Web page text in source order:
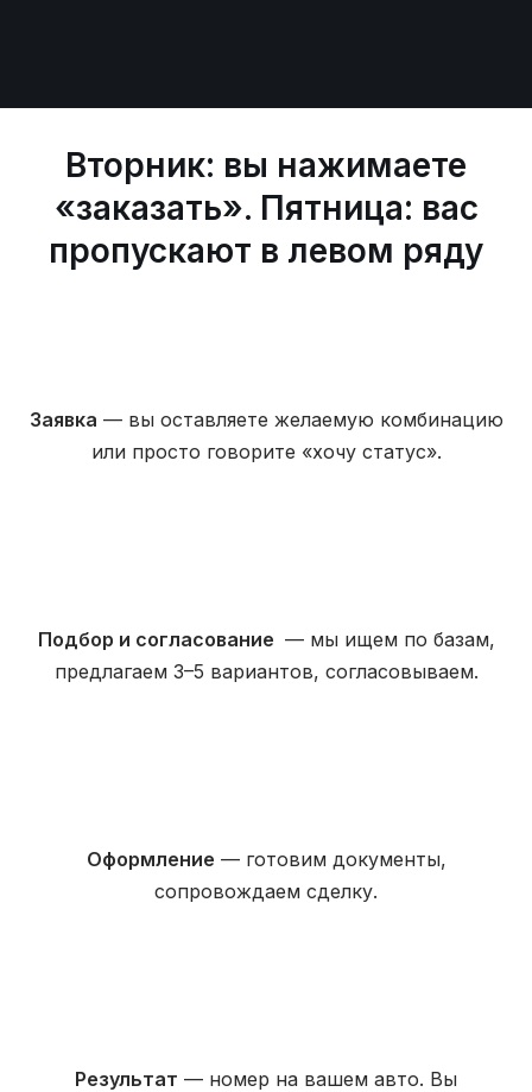
Вторник: вы нажимаете
«заказать». Пятница: вас
пропускают в левом ряду
Заявка — вы оставляете желаемую комбинацию
или просто говорите «хочу статус».
Подбор и согласование — мы ищем по базам,
предлагаем 3–5 вариантов, согласовываем.
Оформление — готовим документы,
сопровождаем сделку.
Результат — номер на вашем авто. Вы